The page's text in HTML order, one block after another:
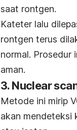
saat rontgen.
Kateter lalu
rontgen terus
normal. Prosedur
aman.
3.Nuclear
Metode ini mirip
akan mendeteksi